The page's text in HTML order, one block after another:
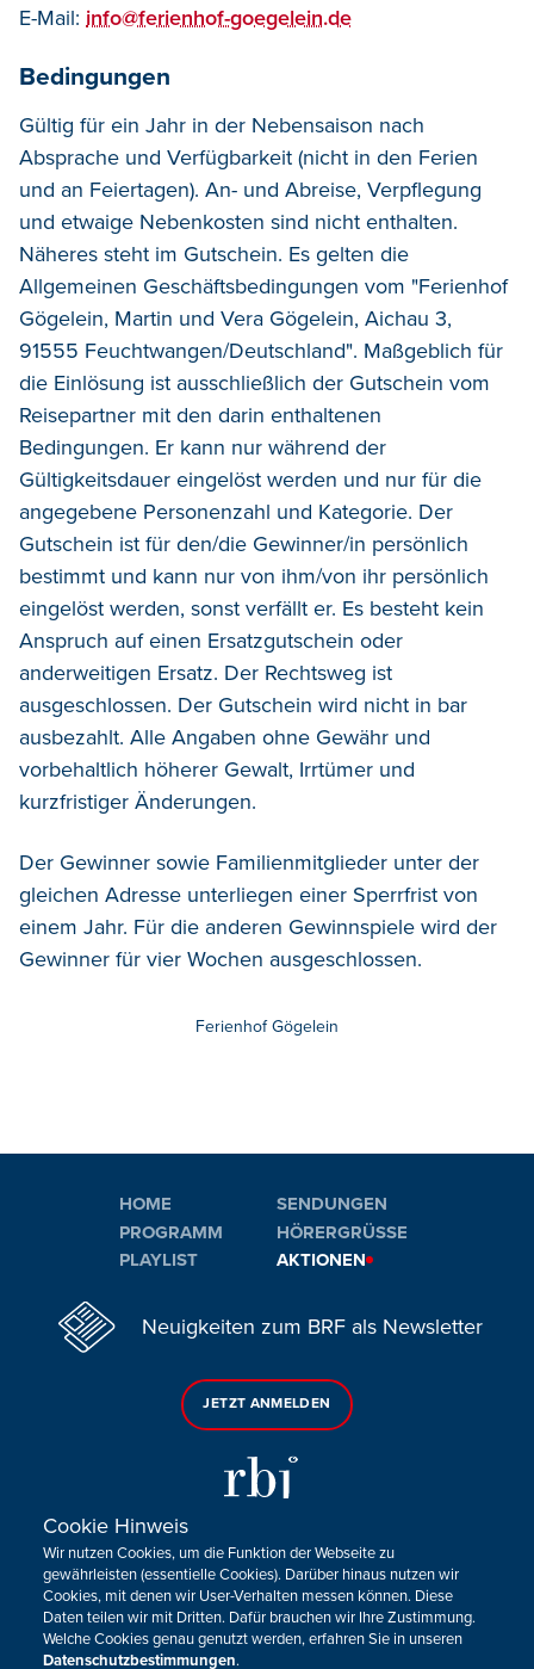
E-Mail: info@ferienhof-goegelein.de
Bedingungen
Gültig für ein Jahr in der Nebensaison nach
Absprache und Verfügbarkeit (nicht in den Ferien
und an Feiertagen). An- und Abreise, Verpflegung
und etwaige Nebenkosten sind nicht enthalten.
Näheres steht im Gutschein. Es gelten die
Allgemeinen Geschäftsbedingungen vom "Ferienhof
Gögelein, Martin und Vera Gögelein, Aichau 3,
91555 Feuchtwangen/Deutschland". Maßgeblich für
die Einlösung ist ausschließlich der Gutschein vom
Reisepartner mit den darin enthaltenen
Bedingungen. Er kann nur während der
Gültigkeitsdauer eingelöst werden und nur für die
angegebene Personenzahl und Kategorie. Der
Gutschein ist für den/die Gewinner/in persönlich
bestimmt und kann nur von ihm/von ihr persönlich
eingelöst werden, sonst verfällt er. Es besteht kein
Anspruch auf einen Ersatzgutschein oder
anderweitigen Ersatz. Der Rechtsweg ist
ausgeschlossen. Der Gutschein wird nicht in bar
ausbezahlt. Alle Angaben ohne Gewähr und
vorbehaltlich höherer Gewalt, Irrtümer und
kurzfristiger Änderungen.
Der Gewinner sowie Familienmitglieder unter der
gleichen Adresse unterliegen einer Sperrfrist von
einem Jahr. Für die anderen Gewinnspiele wird der
Gewinner für vier Wochen ausgeschlossen.
Ferienhof Gögelein
HOME
PROGRAMM
PLAYLIST
SENDUNGEN
HÖRERGRÜSSE
AKTIONEN
Neuigkeiten zum BRF als Newsletter
JETZT ANMELDEN
Sie haben noch Fragen oder Anmerkungen?
KONTAKTIEREN SIE UNS!
Cookie Hinweis
Wir nutzen Cookies, um die Funktion der Webseite zu
gewährleisten (essentielle Cookies). Darüber hinaus nutzen wir
Cookies, mit denen wir User-Verhalten messen können. Diese
Daten teilen wir mit Dritten. Dafür brauchen wir Ihre Zustimmung.
Welche Cookies genau genutzt werden, erfahren Sie in unseren
Datenschutzbestimmungen.